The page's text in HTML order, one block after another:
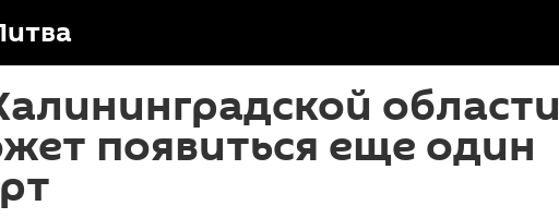
области
появиться еще один